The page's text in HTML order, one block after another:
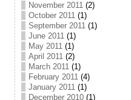
November 2011(2)
October 2011(1)
September 2011(1)
June 2011(1)
May 2011(1)
April 2011(2)
March 2011(1)
February 2011(4)
January 2011(1)
December 2010(1)